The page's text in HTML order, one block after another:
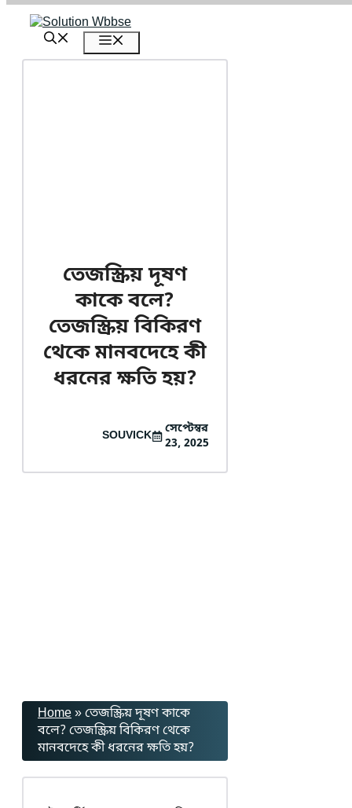
এড়িেয়
লেখায়
তেজস্ক্রিয় দূষণ
কাকে বলে?
তেজস্ক্রিয় বিকিরণ
থেকে মানবদেহে কী
ধরনের ক্ষতি হয়?
SOUVICK
সেপ্টেম্বর
23, 2025
Home»তেজস্ক্রিয় দূষণ কাকে
বলে? তেজস্ক্রিয় বিকিরণ থেকে
মানবদেহে কী ধরনের ক্ষতি হয়?